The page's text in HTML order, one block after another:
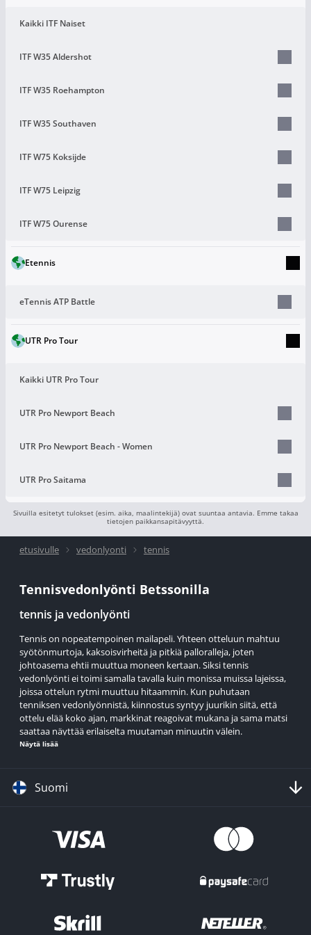
Kaikki ITF Naiset
ITF W35 Aldershot
ITF W35 Roehampton
ITF W35 Southaven
ITF W75 Koksijde
ITF W75 Leipzig
ITF W75 Ourense
Etennis
eTennis ATP Battle
UTR Pro Tour
Kaikki UTR Pro Tour
UTR Pro Newport Beach
UTR Pro Newport Beach - Women
UTR Pro Saitama
Sivuilla esitetyt tulokset (esim. aika, maalintekijä) ovat suuntaa antavia. Emme takaa
tietojen paikkansapitävyyttä.
etusivulle vedonlyonti tennis
Tennisvedonlyönti Betssonilla
tennis ja vedonlyönti
Tennis on nopeatempoinen mailapeli. Yhteen otteluun mahtuu
syötönmurtoja, kaksoisvirheitä ja pitkiä palloralleja, joten
johtoasema ehtii muuttua moneen kertaan. Siksi tennis
vedonlyönti ei toimi samalla tavalla kuin monissa muissa lajeissa,
joissa ottelun rytmi muuttuu hitaammin. Kun puhutaan
tenniksen vedonlyönnistä, kiinnostus syntyy juurikin siitä, että
ottelu elää koko ajan, markkinat reagoivat mukana ja sama matsi
saattaa näyttää erilaiselta muutaman minuutin välein.
pienemmät kilpailut sekä pidemmän aikavälin vedot ja kohteiden
parhaat kertoimet
vedonlyönnissä
Grand Slamin ympärille. Australian Open aloittaa kauden kovilla
kentillä, Roland-Garros pelataan massalla, Wimbledon nurmella ja
Näytä lisää
Suomi